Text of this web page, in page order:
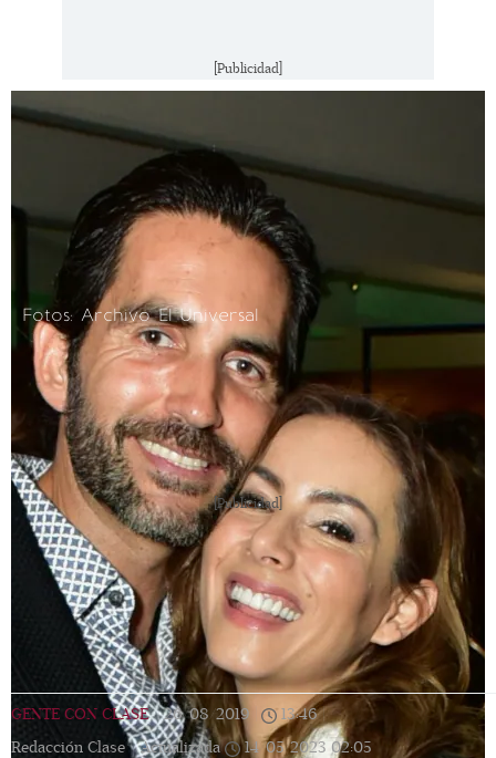
[Publicidad]
Fotos: Archivo El Universal
[Publicidad]
GENTE CON CLASE | 26/08/2019 13:46 |
Redacción Clase | Actualizada 14/05/2023 02:05